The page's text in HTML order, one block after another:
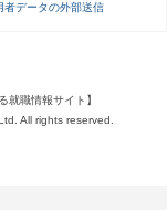
者データの外部送信
就職情報サイト】
All rights reserved.